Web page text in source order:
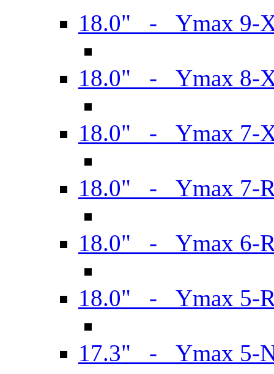
18.0" - Ymax 9-
18.0" - Ymax 8-
18.0" - Ymax 7-
18.0" - Ymax 7-
18.0" - Ymax 6-
18.0" - Ymax 5-
17.3" - Ymax 5-